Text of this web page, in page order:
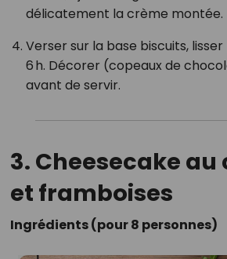
délicatement la crème montée.
Verser sur la base biscuits,
6 h. Décorer (copeaux de
avant de servir.
3. Cheesecake
et framboises
Ingrédients (pour 8 personnes)